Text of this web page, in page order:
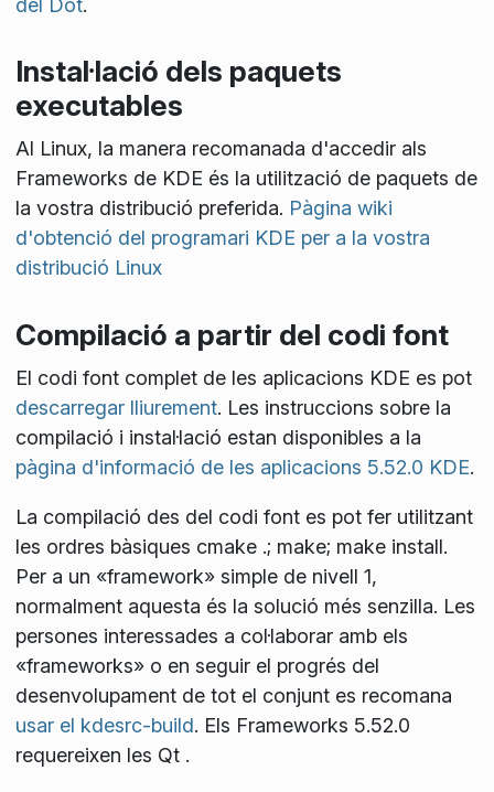
Instal·lació dels paquets
executables
Al Linux, la manera recomanada d'accedir als
Frameworks de KDE és la utilització de paquets de
la vostra distribució preferida. Pàgina wiki
d'obtenció del programari KDE per a la vostra
distribució Linux
Compilació a partir del codi font
El codi font complet de les aplicacions KDE es pot
descarregar lliurement. Les instruccions sobre la
compilació i instal·lació estan disponibles a la
pàgina d'informació de les aplicacions 5.52.0 KDE.
La compilació des del codi font es pot fer utilitzant
les ordres bàsiques cmake .; make; make install.
Per a un «framework» simple de nivell 1,
normalment aquesta és la solució més senzilla. Les
persones interessades a col·laborar amb els
«frameworks» o en seguir el progrés del
desenvolupament de tot el conjunt es recomana
usar el kdesrc-build. Els Frameworks 5.52.0
requereixen les Qt .